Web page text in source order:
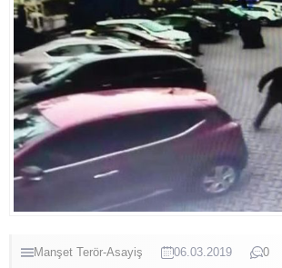
Manşet Terör-Asayiş 06.03.2019 0